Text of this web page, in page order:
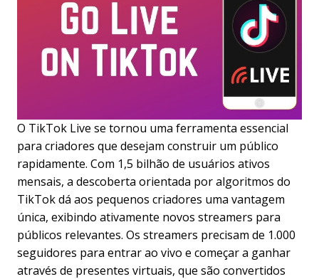
O TikTok Live se tornou uma ferramenta essencial
para criadores que desejam construir um público
rapidamente. Com 1,5 bilhão de usuários ativos
mensais, a descoberta orientada por algoritmos do
TikTok dá aos pequenos criadores uma vantagem
única, exibindo ativamente novos streamers para
públicos relevantes. Os streamers precisam de 1.000
seguidores para entrar ao vivo e começar a ganhar
através de presentes virtuais, que são convertidos